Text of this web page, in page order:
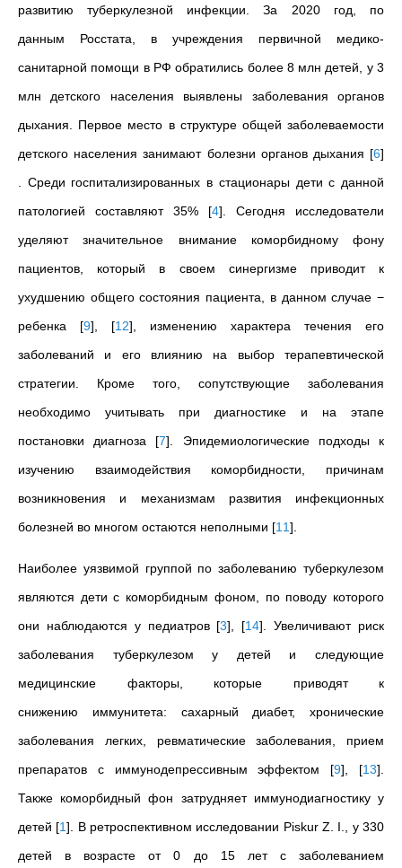
развитию туберкулезной инфекции. За 2020 год, по
данным Росстата, в учреждения первичной медико-
санитарной помощи в РФ обратились более 8 млн детей, у 3
млн детского населения выявлены заболевания органов
дыхания. Первое место в структуре общей заболеваемости
детского населения занимают болезни органов дыхания [6]
. Среди госпитализированных в стационары дети с данной
патологией составляют 35% [4] . Сегодня исследователи
уделяют значительное внимание коморбидному фону
пациентов, который в своем синергизме приводит к
ухудшению общего состояния пациента, в данном случае −
ребенка [9] [12] , изменению характера течения его
заболеваний и его влиянию на выбор терапевтической
стратегии. Кроме того, сопутствующие заболевания
необходимо учитывать при диагностике и на этапе
постановки диагноза [7] . Эпидемиологические подходы к
изучению взаимодействия коморбидности, причинам
возникновения и механизмам развития инфекционных
болезней во многом остаются неполными [11]
Наиболее уязвимой группой по заболеванию туберкулезом
являются дети с коморбидным фоном, по поводу которого
они наблюдаются у педиатров [3] [14] . Увеличивают риск
заболевания туберкулезом у детей и следующие
медицинские факторы, которые приводят к
снижению иммунитета: сахарный диабет, хронические
заболевания легких, ревматические заболевания, прием
препаратов с иммунодепрессивным эффектом [9] [13]
Также коморбидный фон затрудняет иммунодиагностику у
детей [1] . В ретроспективном исследовании Piskur Z. I., у 330
детей в возрасте от 0 до 15 лет с заболеванием